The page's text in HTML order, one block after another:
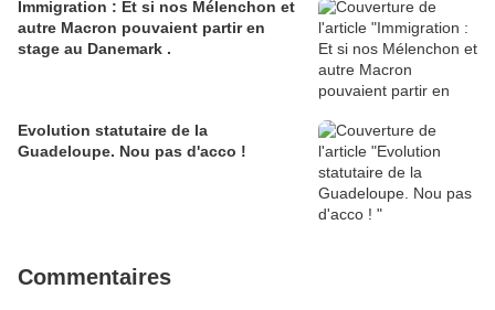
Immigration : Et si nos Mélenchon et
autre Macron pouvaient partir en
stage au Danemark .
Evolution statutaire de la
Guadeloupe. Nou pas d'acco !
Commentaires